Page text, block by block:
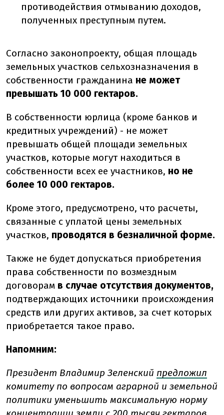
противодействия отмыванию доходов,
полученных преступным путем.
Согласно законопроекту, общая площадь
земельных участков сельхозназначения в
собственности гражданина не может
превышать 10 000 гектаров.
В собственности юрлица (кроме банков и
кредитных учреждений) - не может
превышать общей площади земельных
участков, которые могут находиться в
собственности всех ее участников, но не
более 10 000 гектаров.
Кроме этого, предусмотрено, что расчеты,
связанные с уплатой цены земельных
участков, проводятся в безналичной форме.
Также не будет допускаться приобретения
права собственности по возмездным
договорам в случае отсутствия документов,
подтверждающих источники происхождения
средств или других активов, за счет которых
приобретается такое право.
Напомним:
Президент Владимир Зеленский предложил
комитету по вопросам аграрной и земельной
политики уменьшить максимальную норму